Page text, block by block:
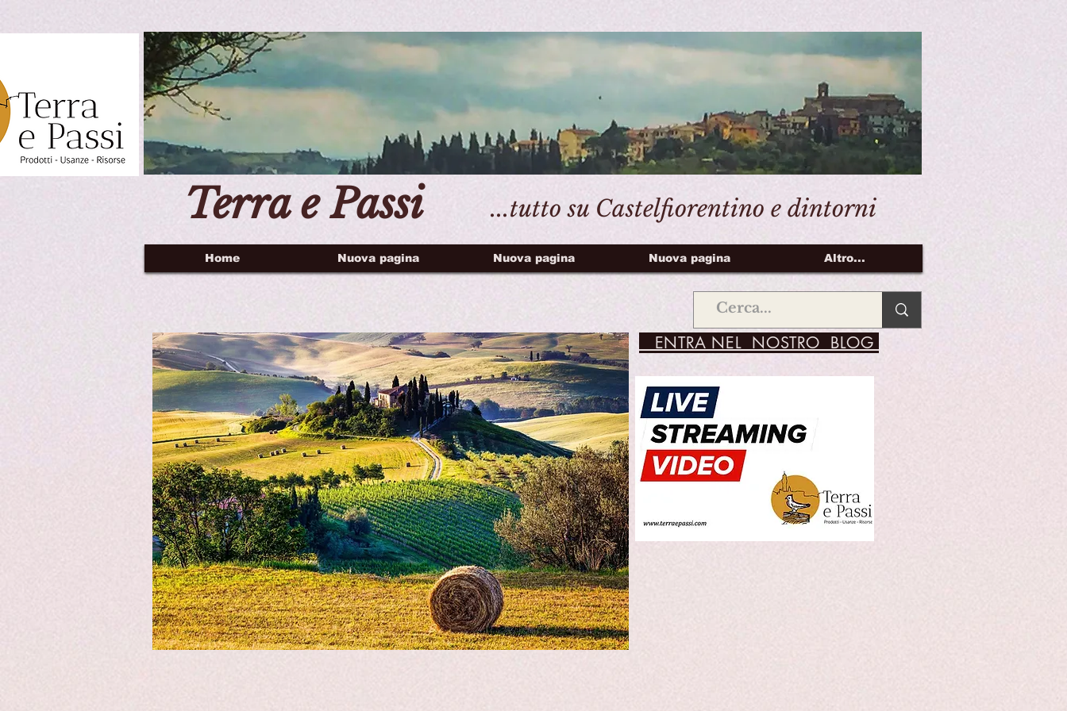
Terra e Passi ...tutto su Castelfiorentino e dintorni
Home Nuova pagina Nuova pagina Nuova pagina Altro...
ENTRA NEL NOSTRO BLOG